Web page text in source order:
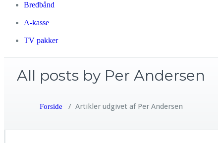
Bredbånd
A-kasse
TV pakker
All posts by Per Andersen
Forside / Artikler udgivet af Per Andersen